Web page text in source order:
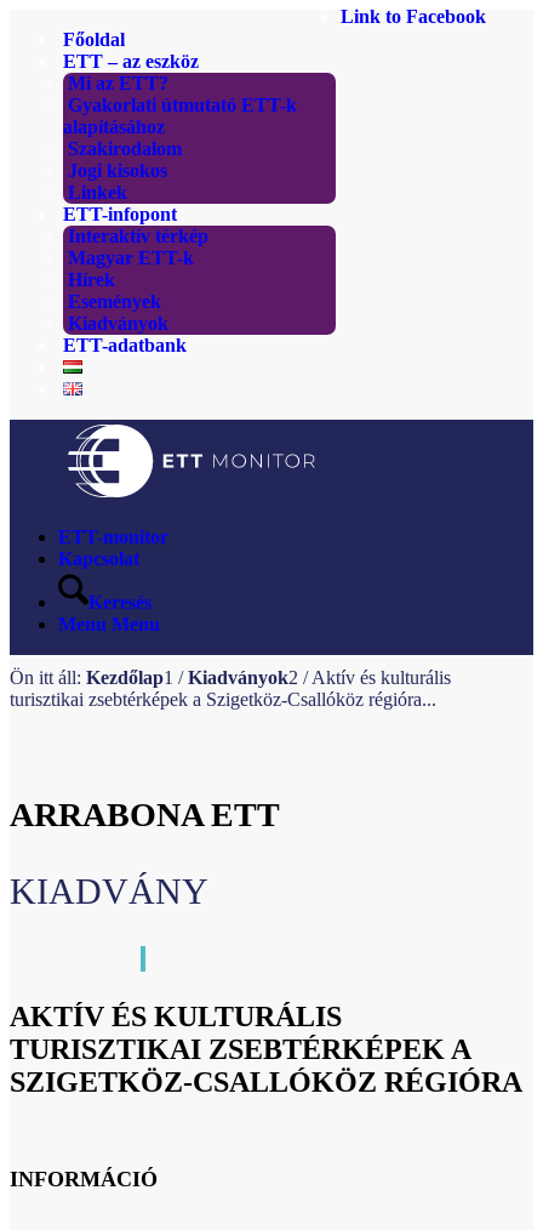
Link to Facebook
Főoldal
ETT – az eszköz
Mi az ETT?
Gyakorlati útmutató ETT-k
alapításához
Szakirodalom
Jogi kisokos
Linkek
ETT-infopont
Interaktív térkép
Magyar ETT-k
Hírek
Események
Kiadványok
ETT-adatbank
ETT-monitor
Kapcsolat
Keresés
Menu Menu
Ön itt áll: Kezdőlap1 / Kiadványok2 / Aktív és kulturális
turisztikai zsebtérképek a Szigetköz-Csallóköz régióra...
ARRABONA ETT
KIADVÁNY
AKTÍV ÉS KULTURÁLIS
TURISZTIKAI ZSEBTÉRKÉPEK A
SZIGETKÖZ-CSALLÓKÖZ RÉGIÓRA
INFORMÁCIÓ